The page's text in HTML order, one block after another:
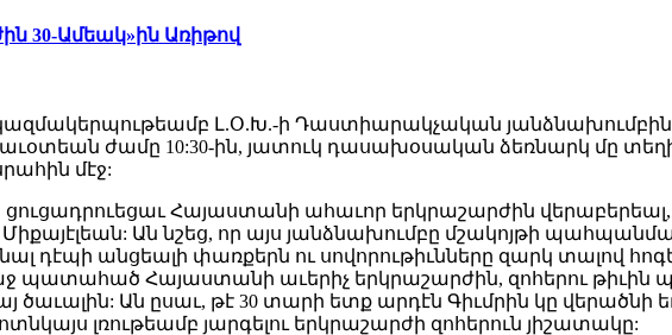
30-Ամեակ»ին Առիթով
Լ.Օ.Խ.-ի Դաստիարակչական
ժամը 10:30-ին, յատուկ դասախօսական ձեռնարկ մը
մէջ:
ցուցադրուեցաւ Հայաստանի ահաւոր երկրաշարժին
Ան նշեց, որ այս յանձնախումբը մշակոյթի
դէպի անցեալի փառքերն ու սովորութիւնները զարկ տալով
պատահած Հայաստանի աւերիչ երկրաշարժին, զոհերու թիւին
Ան ըսաւ, թէ 30 տարի ետք արդէն Գիւմրին կը վերածնի
լռութեամբ յարգելու երկրաշարժի զոհերուն յիշատակը: